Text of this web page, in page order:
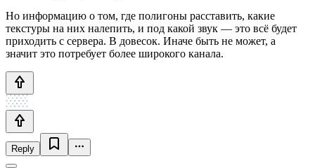
Но информацию о том, где полигоны расставить, какие
текстуры на них налепить, и под какой звук — это всё будет
приходить с сервера. В довесок. Иначе быть не может, а
значит это потребует более широкого канала.
Reply